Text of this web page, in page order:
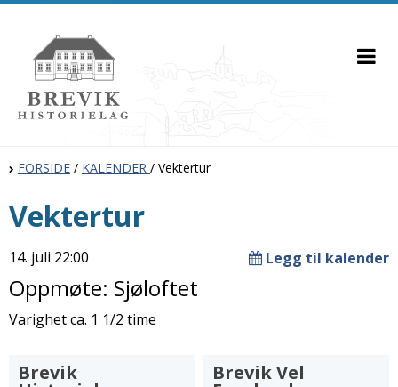
FORSIDE / KALENDER / Vektertur
Vektertur
14. juli 22:00 Legg til kalender
Oppmøte: Sjøloftet
Varighet ca. 1 1/2 time
Brevik Brevik Vel